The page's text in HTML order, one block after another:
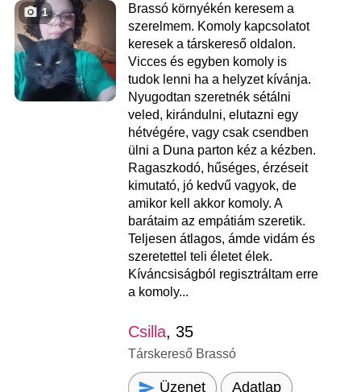
1
Brassó környékén keresem a
szerelmem. Komoly kapcsolatot
keresek a társkereső oldalon.
Vicces és egyben komoly is
tudok lenni ha a helyzet kívánja.
Nyugodtan szeretnék sétálni
veled, kirándulni, elutazni egy
hétvégére, vagy csak csendben
ülni a Duna parton kéz a kézben.
Ragaszkodó, hűséges, érzéseit
kimutató, jó kedvű vagyok, de
amikor kell akkor komoly. A
barátaim az empátiám szeretik.
Teljesen átlagos, ámde vidám és
szeretettel teli életet élek.
Kíváncsiságból regisztráltam erre
a komoly...
Csilla, 35
Társkereső Brassó
Üzenet Adatlap